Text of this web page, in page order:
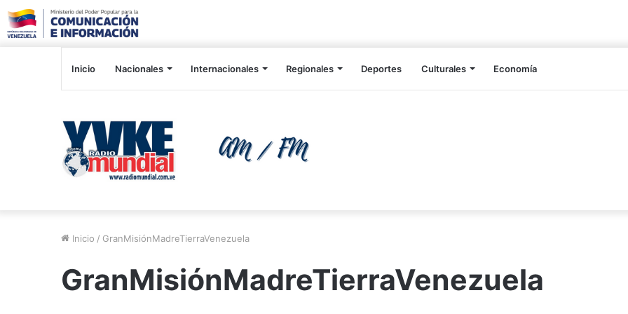
Inicio Nacionales Internacionales Regionales Deportes Culturales Economía
Inicio / GranMisiónMadreTierraVenezuela
GranMisiónMadreTierraVenezuela